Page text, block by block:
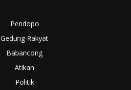
Pendopo
Gedung Rakyat
Babancong
Atikan
Politik